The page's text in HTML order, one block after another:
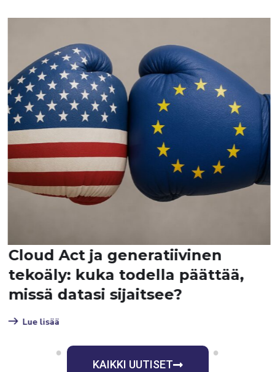
Cloud Act ja generatiivinen
tekoäly: kuka todella päättää,
missä datasi sijaitsee?
Lue lisää
1 9
KAIKKI UUTISET